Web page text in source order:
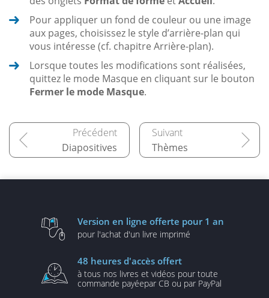
Pour appliquer un fond de couleur ou une image
aux pages, choisissez le style d’arrière-plan qui
vous intéresse (cf. chapitre Arrière-plan).
Lorsque toutes les modifications sont réalisées,
quittez le mode Masque en cliquant sur le bouton
Fermer le mode Masque.
Diapositives Thèmes
Version en ligne offerte pour 1 an
pour l'achat d'un livre imprimé
48 heures d'accès offert
à tous nos livres et vidéos pour toute
commande payéepar CB ou par PayPal